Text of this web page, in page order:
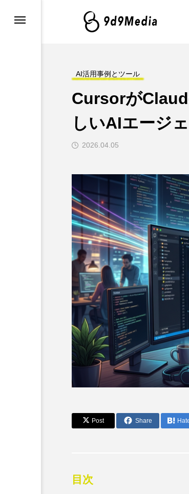
AI活用事例とツール
Cursorが
しいAIエージ
2026.04.05
Post Share
目次
AI倫理・哲学